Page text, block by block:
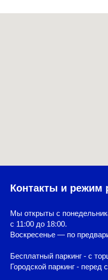
Контакты и режим
Мы открыты с
с 11:00 до 18:00.
Воскресенье — по
Бесплатный паркинг - с
Городской паркинг - перед